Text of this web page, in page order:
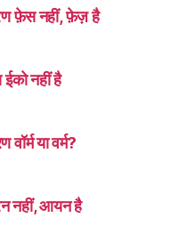
फ़ेस नहीं, फ़ेज़ है
नहीं है
या वर्म?
नहीं, आयन है